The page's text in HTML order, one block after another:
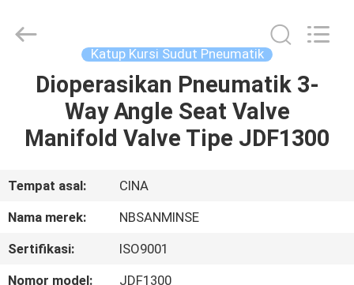
RUMAH
PRODUK
TENTANG
KAMI
TUR
Export
Katup Kursi Sudut Pneumatik
Dioperasikan Pneumatik 3-
Way Angle Seat Valve
Manifold Valve Tipe JDF1300
Tempat asal:
CINA
Nama merek:
NBSANMINSE
Sertifikasi:
ISO9001
Nomor model:
JDF1300